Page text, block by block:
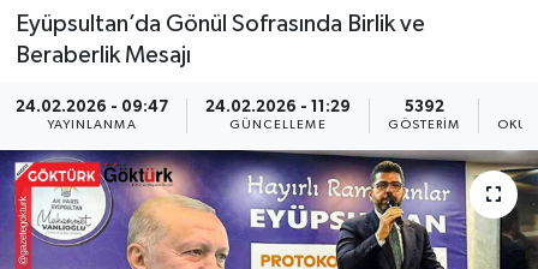
Eyüpsultan’da Gönül Sofrasında Birlik ve
Beraberlik Mesajı
24.02.2026 - 09:47
YAYINLANMA
24.02.2026 - 11:29
GÜNCELLEME
5392
GÖSTERIM
GÖKTÜRK
GÜNDEM
KEMERBURGAZ
KÜLTÜR - SANAT